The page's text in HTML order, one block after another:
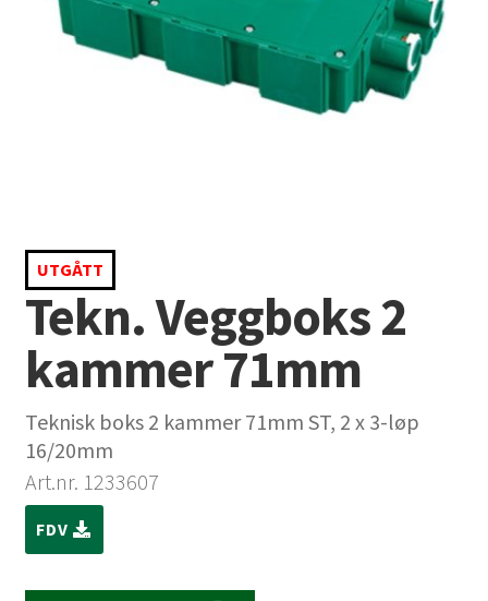
UTGÅTT
Tekn. Veggboks 2
kammer 71mm
Teknisk boks 2 kammer 71mm ST, 2 x 3-løp
16/20mm
Art.nr. 1233607
FDV